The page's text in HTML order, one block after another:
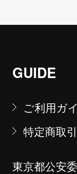
GUIDE
ご利用ガ
特定商取
東京都公安